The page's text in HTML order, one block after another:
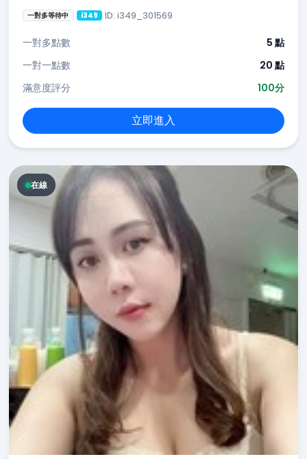
一對多等待中 i349 ID: i349_301569
一對多點數
5 點
一對一點數
20 點
滿意度評分
100分
立即進入
在線